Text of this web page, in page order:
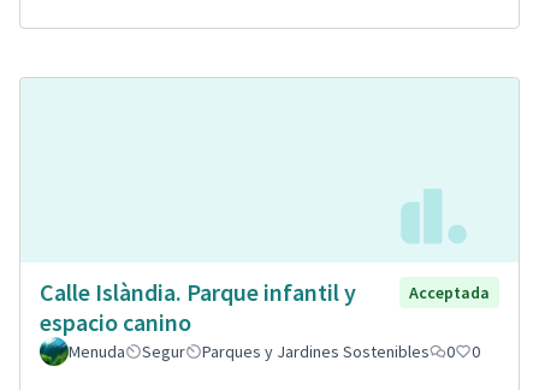
Calle Islàndia. Parque infantil y
espacio canino
Acceptada
Menuda Segur Parques y Jardines Sostenibles 0 0